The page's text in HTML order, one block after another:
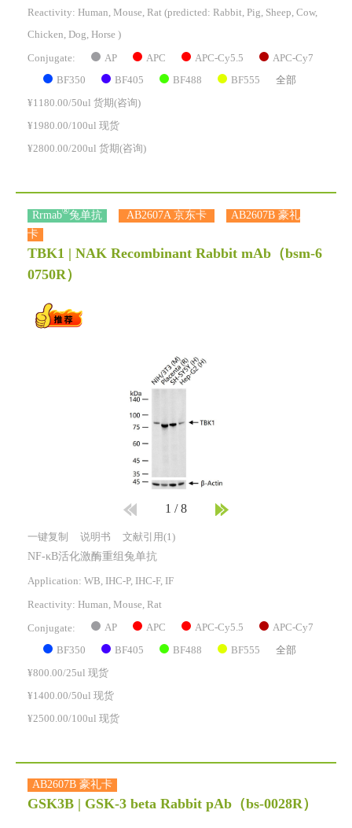
Reactivity: Human, Mouse, Rat (predicted: Rabbit, Pig, Sheep, Cow,
Chicken, Dog, Horse )
Conjugate: AP APC APC-Cy5.5 APC-Cy7
BF350 BF405 BF488 BF555 全部
¥1180.00/50ul 货期(咨询)
¥1980.00/100ul 现货
¥2800.00/200ul 货期(咨询)
Rrmab®兔单抗 AB2607A 京东卡
AB2607B 豪礼
卡
TBK1 | NAK Recombinant Rabbit mAb （bsm-6
0750R）
1 /8
一键复制 说明书 文献引用(1)
NF-κB活化激酶重组兔单抗
Application: WB, IHC-P, IHC-F, IF
Reactivity: Human, Mouse, Rat
Conjugate: AP APC APC-Cy5.5 APC-Cy7
BF350 BF405 BF488 BF555 全部
¥800.00/25ul 现货
¥1400.00/50ul 现货
¥2500.00/100ul 现货
AB2607B 豪礼卡
GSK3B | GSK-3 beta Rabbit pAb （bs-0028R）